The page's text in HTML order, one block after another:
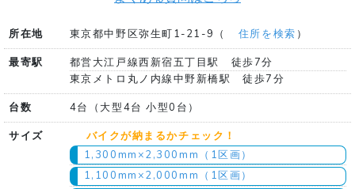
所在地 東京都中野区弥生町1-21-9（ 住所を検索 ）
最寄駅
都営大江戸線西新宿五丁目駅 徒歩7分
東京メトロ丸ノ内線中野新橋駅 徒歩7分
台数
4台（大型4台 小型0台）
サイズ
バイクが納まるかチェック！
1,300mm×2,300mm（1区画）
1,100mm×2,000mm（1区画）